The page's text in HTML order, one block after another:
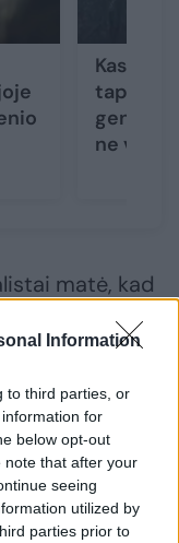
Information
to third parties, or
for
below opt-out
note that after your
seeing
utilized by
parties prior to
Kas yra
tapęs
ne
matė, kad
debesis,
kilo
naujienas